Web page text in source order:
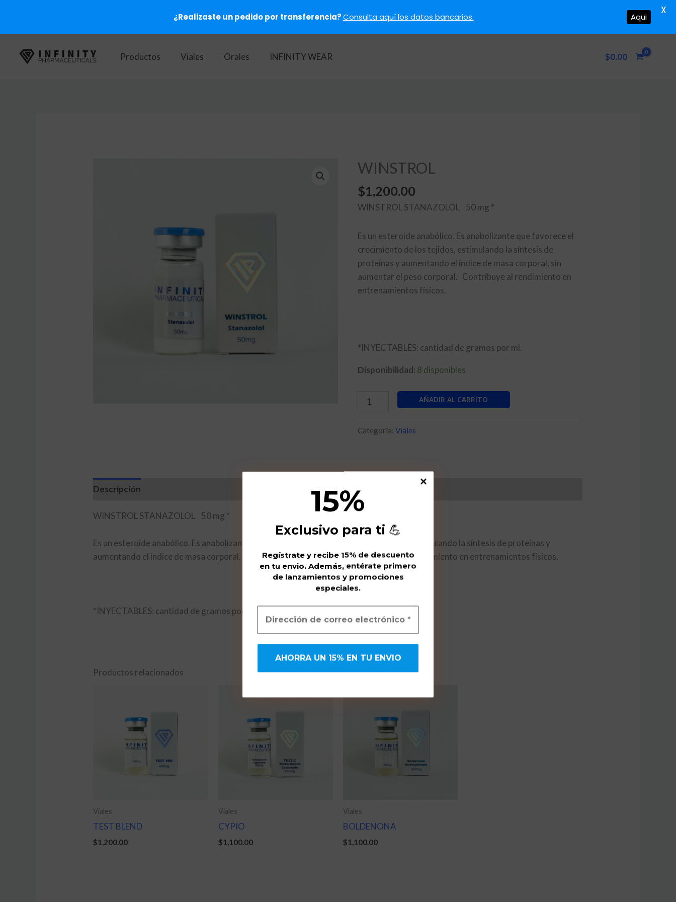
Productos Viales Orales INFINITY WEAR $0.00
WINSTROL
$1,200.00
WINSTROL STANAZOLOL 50 mg *
Es un esteroide anabólico. Es anabolizante que favorece el
crecimiento de los tejidos, estimulando la síntesis de
proteínas y aumentando el índice de masa corporal, sin
aumentar el peso corporal. Contribuye al rendimiento en
entrenamientos físicos.
*INYECTABLES: cantidad de gramos por ml.
Disponibilidad: 8 disponibles
WINSTROL
AÑADIR AL CARRITO
Categoría: Viales
Descripción
WINSTROL STANAZOLOL 50 mg *
Es un esteroide anabólico. Es anabolizante que favorece el crecimiento de los tejidos, estimulando la síntesis de proteínas y
aumentando el índice de masa corporal, sin aumentar el peso corporal. Contribuye al rendimiento en entrenamientos físicos.
*INYECTABLES: cantidad de gramos por ml.
15%
Exclusivo para ti 💪
Regístrate y recibe 15% de descuento
en tu envio. Además, entérate primero
de lanzamientos y promociones
especiales.
Productos relacionados
Viales
TEST BLEND
$1,200.00
Viales
CYPIO
$1,100.00
Viales
BOLDENONA
$1,100.00
¿Realizaste un pedido por transferencia?Consulta aquí los datos bancarios. Aqui
X